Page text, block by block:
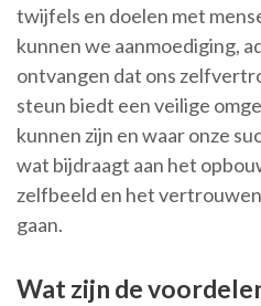
twijfels en doelen met
kunnen we aanmoediging,
ontvangen dat ons
steun biedt een veilige
kunnen zijn en waar onze
wat bijdraagt aan het
zelfbeeld en het
gaan.
Wat zijn de